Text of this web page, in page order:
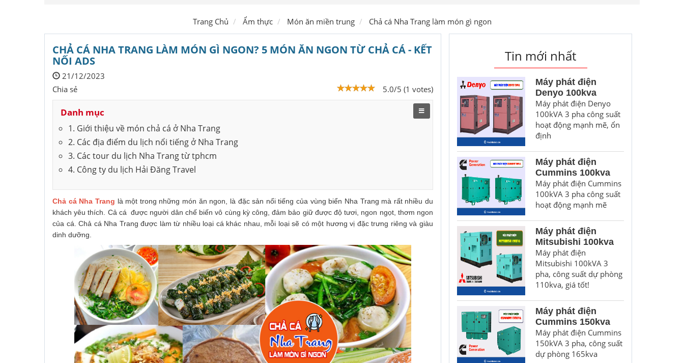
Trang Chủ Ẩm thực Món ăn miền trung Chả cá Nha Trang làm món gì ngon
CHẢ CÁ NHA TRANG LÀM MÓN GÌ NGON? 5 MÓN ĂN NGON TỪ CHẢ CÁ - KẾT
NỐI ADS
21/12/2023
5.0/5 (1 votes)
Chia sẻ
Danh mục
1. Giới thiệu về món chả cá ở Nha Trang
2. Các địa điểm du lịch nổi tiếng ở Nha Trang
3. Các tour du lịch Nha Trang từ tphcm
4. Công ty du lịch Hải Đăng Travel
Chả cá Nha Trang là một trong những món ăn ngon, là đặc sản nổi tiếng của vùng biển Nha Trang mà rất nhiều du
khách yêu thích. Cả cá được người dân chế biến vô cùng kỳ công, đảm bảo giữ được độ tươi, ngon ngọt, thơm ngon
của cá. Chả cá Nha Trang được làm từ nhiều loại cá khác nhau, mỗi loại sẽ có một hương vị đặc trưng riêng và giàu
dinh dưỡng.
Tin mới nhất
Máy phát điện
Denyo 100kva
Máy phát điện Denyo
100kVA 3 pha công suất
hoạt động mạnh mẽ, ổn
định
Máy phát điện
Cummins 100kva
Máy phát điện Cummins
100kVA 3 pha công suất
hoạt động mạnh mẽ
Máy phát điện
Mitsubishi 100kva
Máy phát điện
Mitsubishi 100kVA 3
pha, công suất dự phòng
110kva, giá tốt!
Máy phát điện
Cummins 150kva
Máy phát điện Cummins
150kVA 3 pha, công suất
dự phòng 165kva